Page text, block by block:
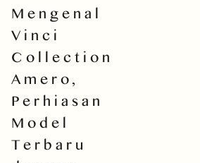
Mengenal
Vinci
Collection
Amero,
Perhiasan
Model
Terbaru